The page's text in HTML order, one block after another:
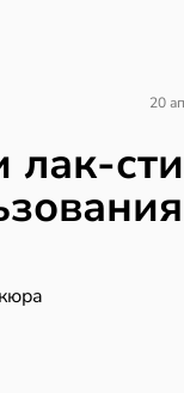
20